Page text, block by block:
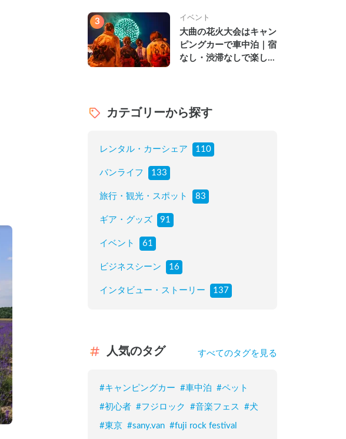
ルメ・温泉を徹底解説
3 イベント
大曲の花火大会はキャン
ピングカーで車中泊｜宿
なし・渋滞なしで楽しむ
カテゴリーから探す
レンタル・カーシェア 110
バンライフ 133
旅行・観光・スポット 83
ギア・グッズ 91
イベント 61
ビジネスシーン 16
インタビュー・ストーリー 137
人気のタグ すべてのタグを見る
#キャンピングカー #車中泊 #ペット
#初心者 #フジロック #音楽フェス #犬
#東京 #sany.van #fuji rock festival